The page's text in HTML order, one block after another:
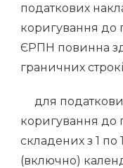
податкових
коригування до
ЄРПН повинна
граничних
для
коригування до
складених з 1
(включно)